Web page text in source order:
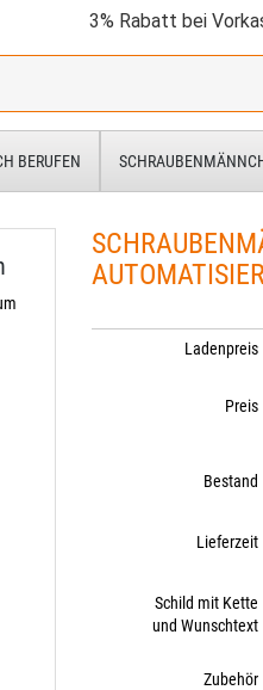
3% Rabatt bei
BERUFEN
Ladenpreis
Preis
Bestand
Lieferzeit
Schild mit Kette
und Wunschtext
Zubehör